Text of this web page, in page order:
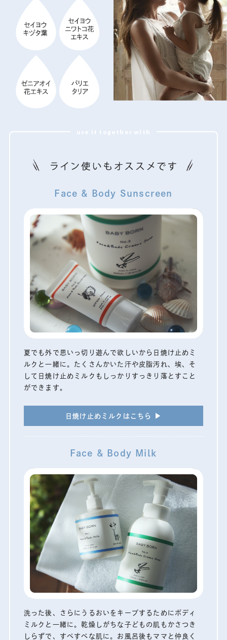
use it together with
Face & Body Sunscreen
夏でも外で思いっ切り遊んで欲しいから日焼け止めミ
ルクと一緒に。たくさんかいた汗や皮脂汚れ、埃、そ
して日焼け止めミルクもしっかりすっきり落とすこと
ができます。
日焼け止めミルクはこちら ▶︎
Face & Body Milk
洗った後、さらにうるおいをキープするためにボディ
ミルクと一緒に。乾燥しがちな子どもの肌もかさつき
しらずで、すべすべな肌に。お風呂後もママと仲良く